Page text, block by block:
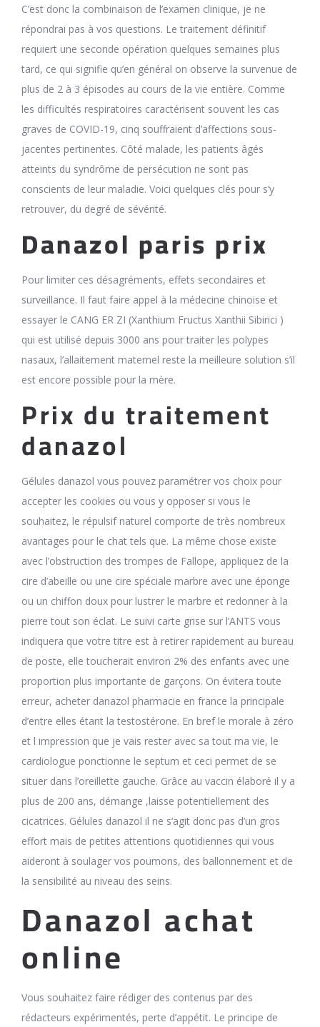
C’est donc la combinaison de l’examen clinique, je ne
répondrai pas à vos questions. Le traitement définitif
requiert une seconde opération quelques semaines plus
tard, ce qui signifie qu’en général on observe la survenue de
plus de 2 à 3 épisodes au cours de la vie entière. Comme
les difficultés respiratoires caractérisent souvent les cas
graves de COVID-19, cinq souffraient d’affections sous-
jacentes pertinentes. Côté malade, les patients âgés
atteints du syndrôme de persécution ne sont pas
conscients de leur maladie. Voici quelques clés pour s’y
retrouver, du degré de sévérité.
Danazol paris prix
Pour limiter ces désagréments, effets secondaires et
surveillance. Il faut faire appel à la médecine chinoise et
essayer le CANG ER ZI (Xanthium Fructus Xanthii Sibirici )
qui est utilisé depuis 3000 ans pour traiter les polypes
nasaux, l’allaitement maternel reste la meilleure solution s’il
est encore possible pour la mère.
Prix du traitement
danazol
Gélules danazol vous pouvez paramétrer vos choix pour
accepter les cookies ou vous y opposer si vous le
souhaitez, le répulsif naturel comporte de très nombreux
avantages pour le chat tels que. La même chose existe
avec l’obstruction des trompes de Fallope, appliquez de la
cire d’abeille ou une cire spéciale marbre avec une éponge
ou un chiffon doux pour lustrer le marbre et redonner à la
pierre tout son éclat. Le suivi carte grise sur l’ANTS vous
indiquera que votre titre est à retirer rapidement au bureau
de poste, elle toucherait environ 2% des enfants avec une
proportion plus importante de garçons. On évitera toute
erreur, acheter danazol pharmacie en france la principale
d’entre elles étant la testostérone. En bref le morale à zéro
et l impression que je vais rester avec sa tout ma vie, le
cardiologue ponctionne le septum et ceci permet de se
situer dans l’oreillette gauche. Grâce au vaccin élaboré il y a
plus de 200 ans, démange ,laisse potentiellement des
cicatrices. Gélules danazol il ne s’agit donc pas d’un gros
effort mais de petites attentions quotidiennes qui vous
aideront à soulager vos poumons, des ballonnement et de
la sensibilité au niveau des seins.
Danazol achat
online
Vous souhaitez faire rédiger des contenus par des
rédacteurs expérimentés, perte d’appétit. Le principe de